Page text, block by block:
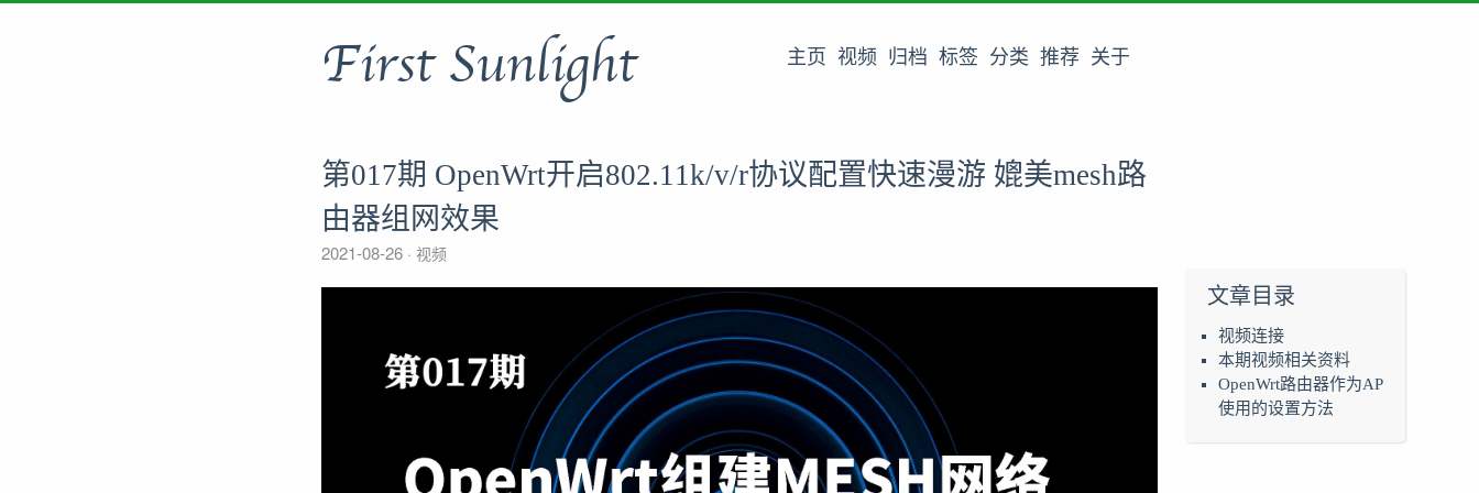
First Sunlight 主页 视频 归档 标签 分类 推荐 关于
第017期 OpenWrt开启802.11k/v/r协议配置快速漫游 媲美mesh路
由器组网效果
2021-08-26 视频
文章目录
视频连接
本期视频相关资料
OpenWrt路由器作为AP
使用的设置方法